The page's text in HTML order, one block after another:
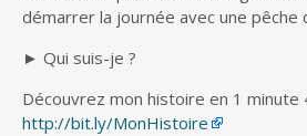
démarrer la journée avec une pêche
► Qui suis-je ?
Découvrez mon histoire en 1 minute
http://bit.ly/MonHistoire